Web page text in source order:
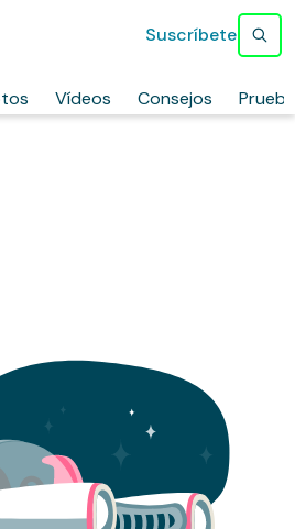
Vídeos Consejos
Suscríbete